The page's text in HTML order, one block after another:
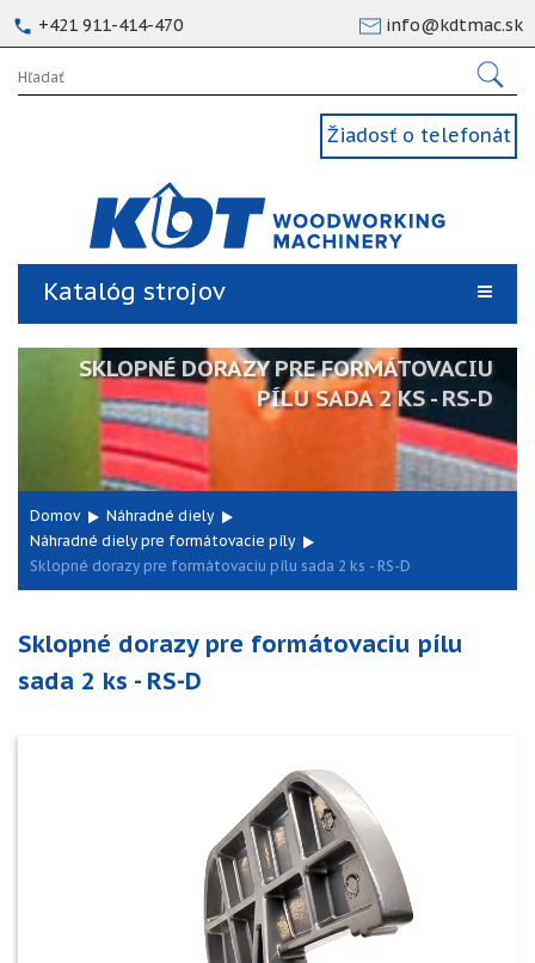
+421 911-414-470 info@kdtmac.sk
Žiadosť o telefonát
Katalóg strojov
SKLOPNÉ DORAZY PRE FORMÁTOVACIU
PÍLU SADA 2 KS - RS-D
Domov
Náhradné diely
Náhradné diely pre formátovacie píly
Sklopné dorazy pre formátovaciu pílu sada 2 ks - RS-D
Sklopné dorazy pre formátovaciu pílu
sada 2 ks - RS-D